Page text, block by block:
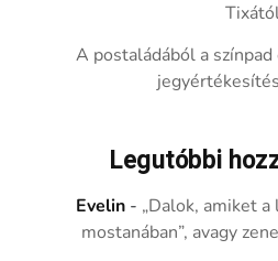
A postaládából a
Legutóbbi
Evelin - „Dalok, amiket
mostanában”, avagy